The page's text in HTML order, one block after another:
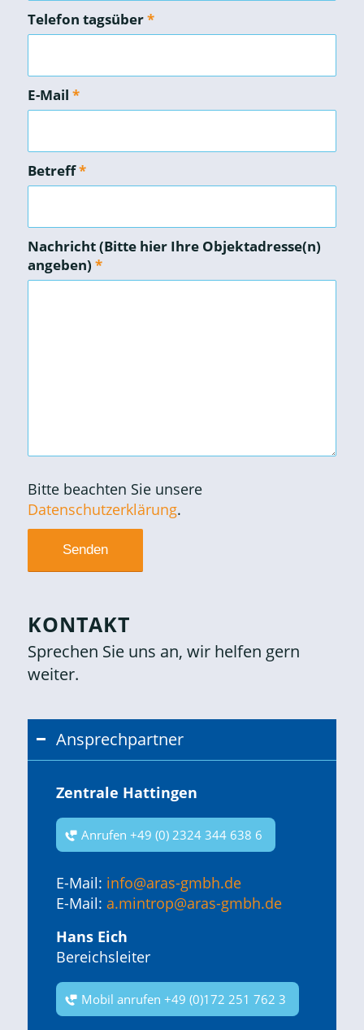
Telefon tagsüber*
E-Mail *
Betreff*
Nachricht (Bitte hier Ihre Objektadresse(n)
angeben) *
Bitte beachten Sie unsere
Datenschutzerklärung.
KONTAKT
Sprechen Sie uns an, wir helfen gern
weiter.
Ansprechpartner
Zentrale Hattingen
Anrufen +49 (0) 2324 344 638 6
E-Mail: info@aras-gmbh.de
E-Mail: a.mintrop@aras-gmbh.de
Hans Eich
Bereichsleiter
Mobil anrufen +49 (0)172 251 762 3